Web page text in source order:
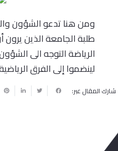
ومن هنا تدعو الشؤون
طلبة الجامعة الذين
الرياضة التوجه الى
لينضموا إلى الفرق
شارك المقال عبر: